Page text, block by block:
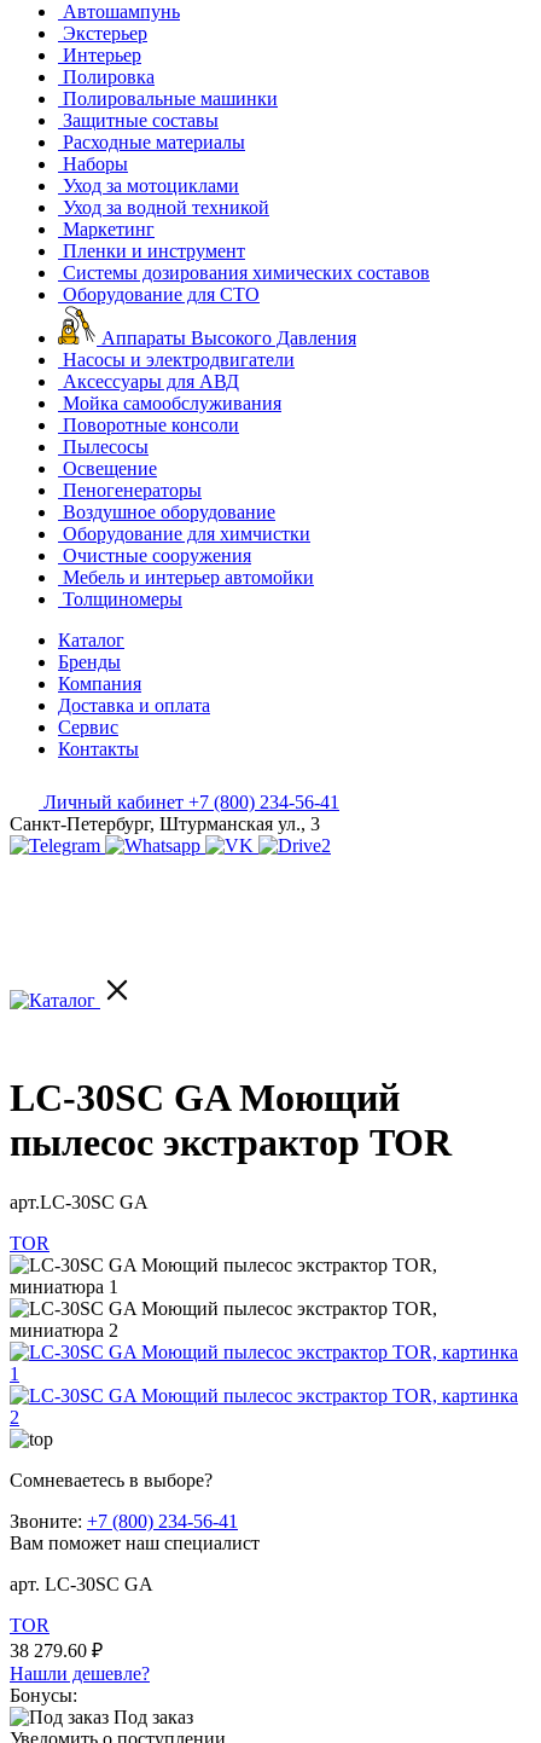
Автошампунь
Экстерьер
Интерьер
Полировка
Полировальные машинки
Защитные составы
Расходные материалы
Наборы
Уход за мотоциклами
Уход за водной техникой
Маркетинг
Пленки и инструмент
Системы дозирования химических составов
Оборудование для СТО
Аппараты Высокого Давления
Насосы и электродвигатели
Аксессуары для АВД
Мойка самообслуживания
Поворотные консоли
Пылесосы
Освещение
Пеногенераторы
Воздушное оборудование
Оборудование для химчистки
Очистные сооружения
Мебель и интерьер автомойки
Толщиномеры
Каталог
Бренды
Компания
Доставка и оплата
Сервис
Контакты
Личный кабинет +7 (800) 234-56-41
Санкт-Петербург, Штурманская ул., 3
LC-30SC GA Моющий
пылесос экстрактор TOR
арт.LC-30SC GA
TOR
Сомневаетесь в выборе?
Звоните: +7 (800) 234-56-41
Вам поможет наш специалист
арт. LC-30SC GA
TOR
38 279.60 ₽
Нашли дешевле?
Бонусы:
Под заказ
Уведомить о поступлении